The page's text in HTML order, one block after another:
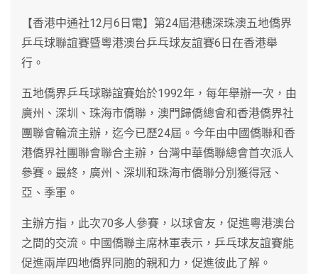
【香港中通社12月6日電】第24屆港穗深珠澳五地僑界
乒乓球聯誼賽暨粵港澳台乒乓球友誼賽6日在香港舉
行。
五地僑界乒乓球聯誼賽始於1992年，每年舉辦一次，由
廣州、深圳、珠海市僑聯，澳門歸僑總會和香港僑界社
團聯會輪流主辦，迄今已歷24屆。今年由中國僑聯和香
港僑界社團聯會聯合主辦，台灣中華僑聯總會首次派人
參賽。最終，廣州、深圳和珠海市僑聯分別獲得冠、
亞、季軍。
主辦方指，此次70多人參賽，以球會友，促進粵港澳台
之間的交流。中國僑聯主席林軍表示，乒乓球友誼賽能
促進兩岸四地僑界同胞的親和力，促進彼此了解。